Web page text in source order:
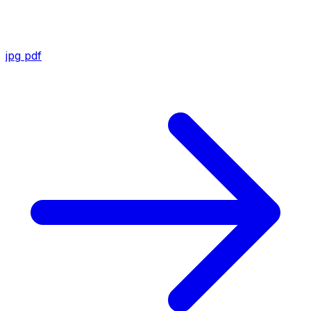
jpg pdf